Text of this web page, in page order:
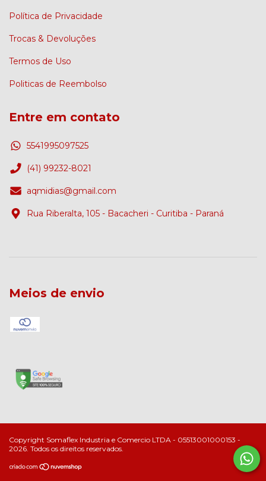
Política de Privacidade
Trocas & Devoluções
Termos de Uso
Politicas de Reembolso
Entre em contato
5541995097525
(41) 99232-8021
aqmidias@gmail.com
Rua Riberalta, 105 - Bacacheri - Curitiba - Paraná
Meios de envio
Copyright Somaflex Industria e Comercio LTDA - 05513001000153 -
2026. Todos os direitos reservados.